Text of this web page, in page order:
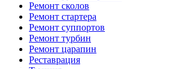
Ремонт сколов
Ремонт стартера
Ремонт суппортов
Ремонт турбин
Ремонт царапин
Реставрация